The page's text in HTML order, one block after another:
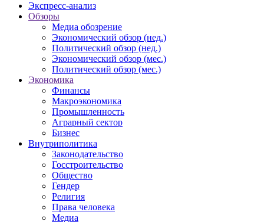
Экспресс-анализ
Обзоры
Медиа обозрение
Экономический обзор (нед.)
Политический обзор (нед.)
Экономический обзор (мес.)
Политический обзор (мес.)
Экономика
Финансы
Макроэкономика
Промышленность
Аграрный сектор
Бизнес
Внутриполитика
Законодательство
Госстроительство
Общество
Гендер
Религия
Права человека
Медиа